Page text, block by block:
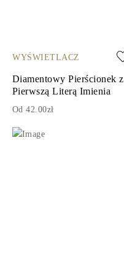
WYŚWIETLACZ
Diamentowy Pierścionek z
Pierwszą Literą Imienia
Od 42.00zł